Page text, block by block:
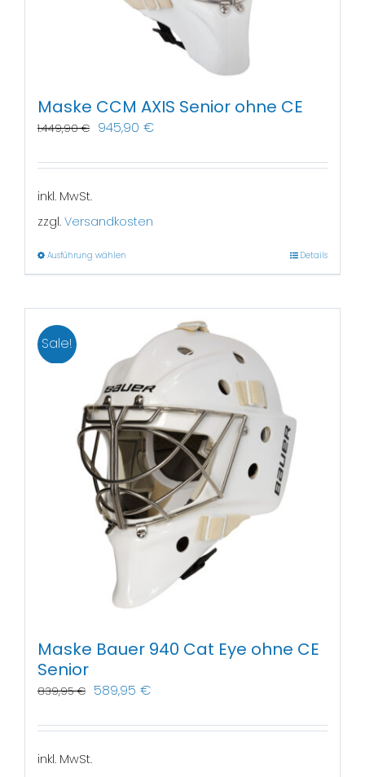
Maske CCM AXIS Senior ohne CE
1.449,90€ 945,90 €
inkl. MwSt.
zzgl. Versandkosten
Ausführung wählen Details
Sale!
Maske Bauer 940 Cat Eye ohne CE
Senior
839,95€ 589,95 €
inkl. MwSt.